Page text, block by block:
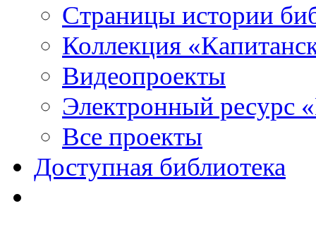
Страницы истории
Коллекция
Видеопроекты
Электронный ресурс
Все проекты
Доступная библиотека